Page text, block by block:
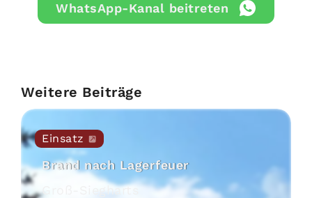
WhatsApp-Kanal beitreten
Weitere Beiträge
Einsatz
Brand nach Lagerfeuer
Groß-Siegharts